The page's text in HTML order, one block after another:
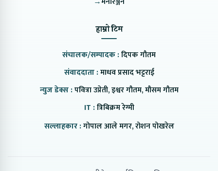
हाम्रो टिम
संचालक/सम्पादक :दिपक गौतम
संवाददाता :माधव प्रसाद भट्टराई
न्युज डेक्स :पवित्रा उप्रेती, इश्वर गौतम, मौसम गौतम
IT :त्रिबिक्रम रेग्मी
सल्लाहकार :गोपाल आले मगर, रोशन पोखरेल